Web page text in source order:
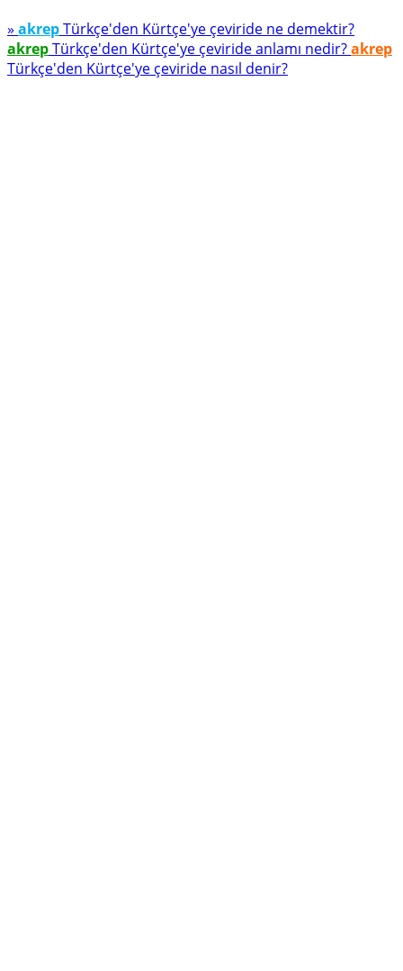
» akrepTürkçe'den Kürtçe'ye çeviride ne demektir?
akrepTürkçe'den Kürtçe'ye çeviride anlamı nedir?akrep
Türkçe'den Kürtçe'ye çeviride nasıl denir?